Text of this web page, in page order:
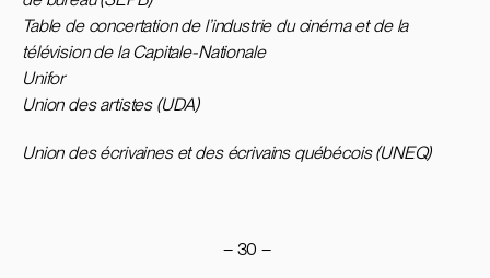
Table de concertation de l’industrie du cinéma et de la
télévision de la Capitale-Nationale
Unifor
Union des artistes (UDA)
Union des écrivaines et des écrivains québécois (UNEQ)
– 30 –